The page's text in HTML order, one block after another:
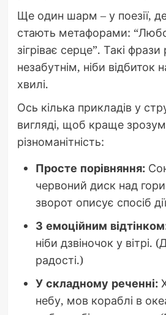
Ще один шарм – у поезії,
стають метафорами:
зігріває серце”. Такі
незабутнім, ніби відбиток
хвилі.
Ось кілька прикладів у
вигляді, щоб краще
різноманітність:
Просте порівняння:
червоний диск над
зворот описує спосіб
З емоційним
ніби дзвіночок у вітрі.
радості.)
У складному реченні:
небу, мов кораблі в